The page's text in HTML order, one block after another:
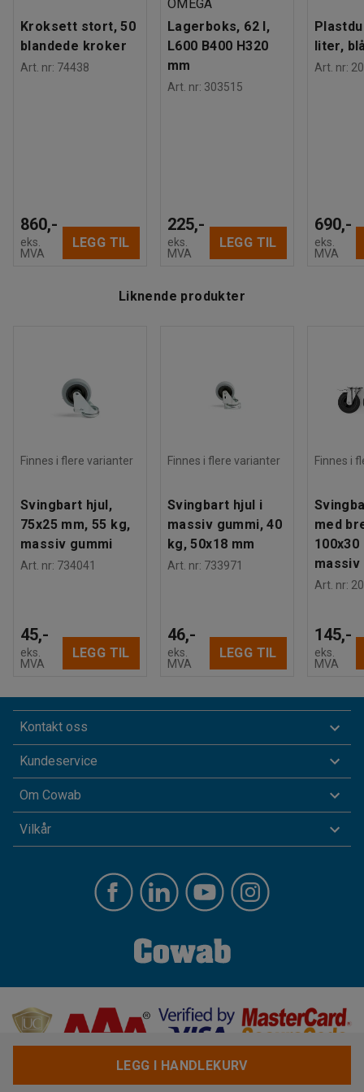
Kroksett stort, 50
blandede kroker
Art. nr: 74438
860,-
eks.
MVA
LEGG TIL
OMEGA
Lagerboks, 62 l,
L600 B400 H320
mm
Art. nr: 303515
225,-
eks.
MVA
LEGG TIL
liter,
Art. nr:
690,-
eks.
MVA
Liknende produkter
Finnes i flere varianter
Svingbart hjul,
75x25 mm, 55 kg,
massiv gummi
Art. nr: 734041
45,-
eks.
MVA
LEGG TIL
Finnes i flere varianter
Svingbart hjul i
massiv gummi, 40
kg, 50x18 mm
Art. nr: 733971
46,-
eks.
MVA
LEGG TIL
Finnes i
med
100x30
massiv
Art. nr:
145,-
eks.
MVA
Kontakt oss
Kundeservice
Om Cowab
Vilkår
LEGG I HANDLEKURV